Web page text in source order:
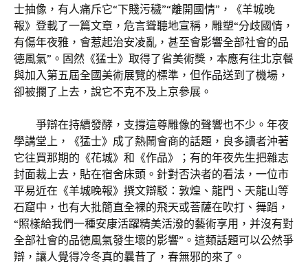
士抽像，有人痛斥它“下賤污穢”“離開國情”，《羊城晚
報》登載了一篇文章，危言聳聽地宣稱，雕塑“分歧國情，
有傷年夜雅，會惹起治安凌亂，甚至會影響全部社會的品
德風氣”。固然《猛士》取得了省美術獎，本應有往北京餐
與加入第五屆全國美術展覽的標準，但作品送到了機場，
卻被攔了上去，說它不克不及上京參展。
爭辯在持續發酵，支撐這尊雕像的聲響也不少。年夜
學講堂上，《猛士》成了熱鬧會商的話題，良多讀者沖著
它往買那期的《花城》和《作品》；有的年夜先生把雜志
封面裁上去，貼在宿舍床頭。針對否決者的看法，一位市
平易近在《羊城晚報》撰文辯駁：敦煌、龍門、天龍山等
石窟中，也有大批簡直全裸的飛天或菩薩在吹打、舞蹈，
“照樣給我們一種安康活躍精美活潑的藝術享用，并沒有對
全部社會的品德風氣發生壞的影響”。這類話題可以公然爭
辯，讓人覺得冷冬真的曩昔了，春無邪的來了。